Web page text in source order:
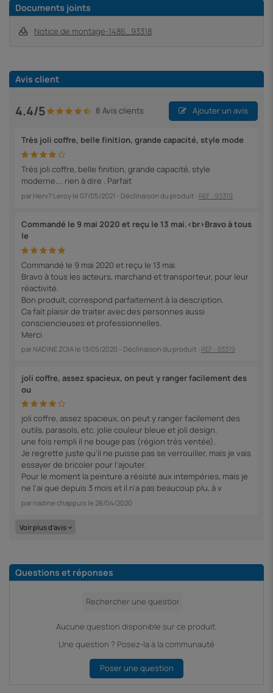
Documents joints
Notice de montage-1486_93318
Avis client
4.4/5 8 Avis clients Ajouter un avis
Très joli coffre, belle finition, grande capacité, style mode
Très joli coffre, belle finition, grande capacité, style
moderne.... rien à dire . Parfait
par Herv? Leroy le 07/05/2021 - Déclinaison du produit : REF : 93319
Commandé le 9 mai 2020 et reçu le 13 mai.<br>Bravo à tous
le
Commandé le 9 mai 2020 et reçu le 13 mai.
Bravo à tous les acteurs, marchand et transporteur, pour leur
réactivité.
Bon produit, correspond parfaitement à la description.
Ca fait plaisir de traiter avec des personnes aussi
consciencieuses et professionnelles.
Merci
par NADINE ZOIA le 13/05/2020 - Déclinaison du produit : REF : 93319
joli coffre, assez spacieux, on peut y ranger facilement des
ou
joli coffre, assez spacieux, on peut y ranger facilement des
outils, parasols, etc. jolie couleur bleue et joli design.
une fois rempli il ne bouge pas (région très ventée).
Je regrette juste qu'il ne puisse pas se verrouiller, mais je vais
essayer de bricoler pour l'ajouter.
Pour le moment la peinture a résisté aux intempéries, mais je
ne l'ai que depuis 3 mois et il n'a pas beaucoup plu, à v
par nadine chappuis le 28/04/2020
Voir plus d'avis
Questions et réponses
Aucune question disponible sur ce produit.
Une question ? Posez-la à la communauté
Poser une question